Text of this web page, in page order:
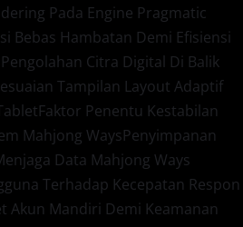
Pada Engine Pragmatic
Bebas Hambatan Demi Efisiensi
Citra Digital Di Balik
Tampilan Layout Adaptif
Faktor Penentu Kestabilan
Mahjong WaysPenyimpanan
Data Mahjong Ways
Terhadap Kecepatan Respon
Akun Mandiri Demi Keamanan